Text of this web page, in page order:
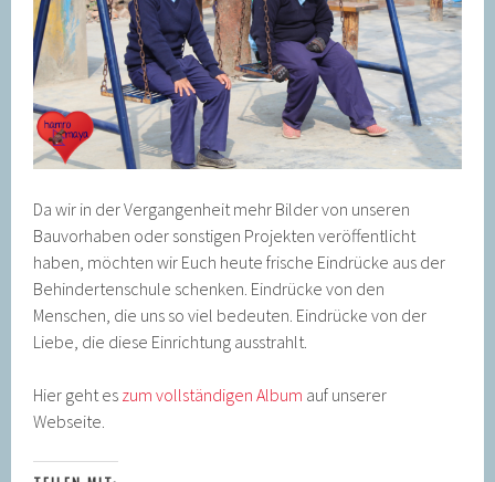
Da wir in der Vergangenheit mehr Bilder von unseren
Bauvorhaben oder sonstigen Projekten veröffentlicht
haben, möchten wir Euch heute frische Eindrücke aus der
Behindertenschule schenken. Eindrücke von den
Menschen, die uns so viel bedeuten. Eindrücke von der
Liebe, die diese Einrichtung ausstrahlt.
Hier geht es zum vollständigen Album auf unserer
Webseite.